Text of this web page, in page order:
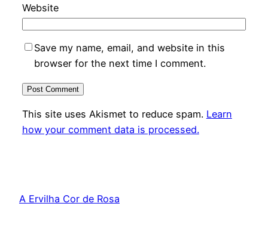
Website
Save my name, email, and website in this
browser for the next time I comment.
This site uses Akismet to reduce spam. Learn
how your comment data is processed.
A Ervilha Cor de Rosa